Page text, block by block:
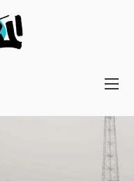
Main
Secondary
Navigation